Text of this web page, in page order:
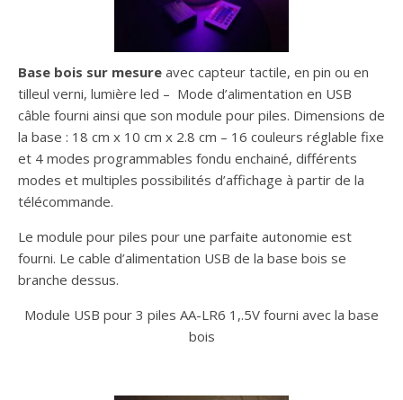
Base bois sur mesure avec capteur tactile, en pin ou en
tilleul verni, lumière led – Mode d’alimentation en USB
câble fourni ainsi que son module pour piles. Dimensions de
la base : 18 cm x 10 cm x 2.8 cm – 16 couleurs réglable fixe
et 4 modes programmables fondu enchainé, différents
modes et multiples possibilités d’affichage à partir de la
télécommande.
Le module pour piles pour une parfaite autonomie est
fourni. Le cable d’alimentation USB de la base bois se
branche dessus.
Module USB pour 3 piles AA-LR6 1,.5V fourni avec la base
bois